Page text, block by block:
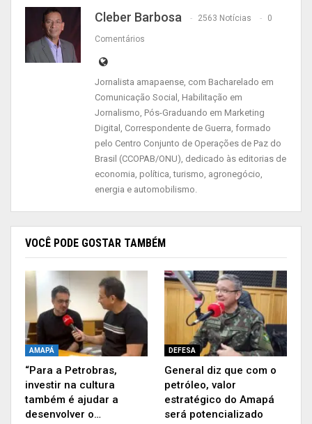
O projeto se chama “Esporte Educacional”,
acontece num campinho de várzea na periferia do
município de Santana, distante 20 quilômetros de
idealizador, em torno de R$ 1,3 mil. Na festa pelo
Dia do Soldado, no QG da 22ª Brigada de
Infantaria de Selva, ele recebeu materiais
esportivos como bolas e coletes doados pelas
esposas dos militares integrantes daquela
Grande Unidade.
Confira entrevista com o Soldado
Brasil e conheça mais sobre seu
projeto social
Cleber Barbosa 2563 Notícias 0
Comentários
Jornalista amapaense, com Bacharelado em
Comunicação Social, Habilitação em
Jornalismo, Pós-Graduando em Marketing
Digital, Correspondente de Guerra, formado
pelo Centro Conjunto de Operações de Paz do
Brasil (CCOPAB/ONU), dedicado às editorias de
economia, política, turismo, agronegócio,
energia e automobilismo.
VOCÊ PODE GOSTAR TAMBÉM
AMAPÁ
“Para a Petrobras,
investir na cultura
também é ajudar a
desenvolver o…
DEFESA
General diz que com o
petróleo, valor
estratégico do Amapá
será potencializado